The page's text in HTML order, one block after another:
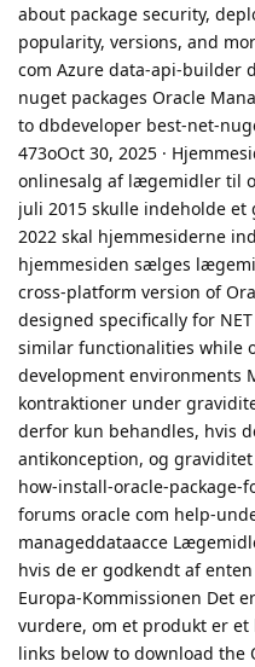
about package security,
popularity, versions, and
com Azure data-api-builder
nuget packages Oracle
to dbdeveloper best-net-
473oOct 30, 2025 ·
onlinesalg af lægemidler til
juli 2015 skulle indeholde
2022 skal hjemmesiderne
hjemmesiden sælges
cross-platform version of
designed specifically for
similar functionalities while
development environments
kontraktioner under
derfor kun behandles, hvis
antikonception, og
how-install-oracle-package-
forums oracle com help-
manageddataacce
hvis de er godkendt af
Europa-Kommissionen Det
vurdere, om et produkt er
links below to download the